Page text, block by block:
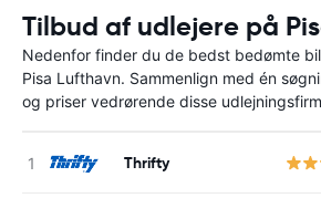
Tilbud af udlejere på
Nedenfor finder du de bedst bedømte
Pisa Lufthavn. Sammenlign med én
og priser vedrørende disse
Thrifty